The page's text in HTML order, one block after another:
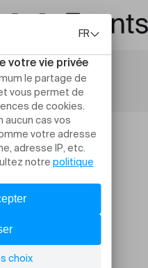
Quiches et tartes saines